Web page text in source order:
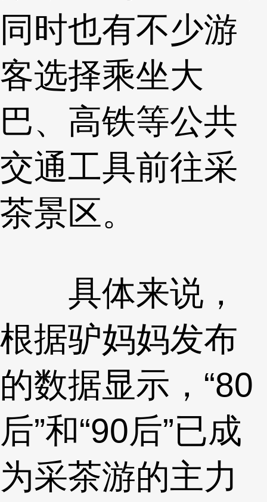
同时也有不少游
客选择乘坐大
巴、高铁等公共
交通工具前往采
茶景区。
具体来说，
根据驴妈妈发布
的数据显示，“80
后”和“90后”已成
为采茶游的主力